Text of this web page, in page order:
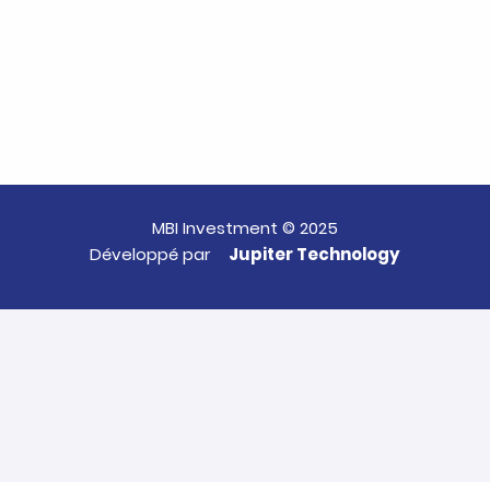
MBI Investment © 2025
Développé par
Jupiter Technology